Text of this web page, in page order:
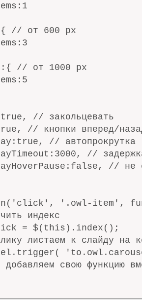
// от 600 px
// от 1000 px
// закольцевать
// кнопки вперед/
// автопрокрутка
//
// не
'.owl-item',
индекс
= $(this).index();
листаем к слайду на
добавляем свою функцию